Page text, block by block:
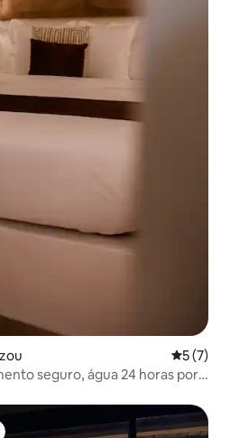
5 de
5 (7)
seguro, água 24 horas por